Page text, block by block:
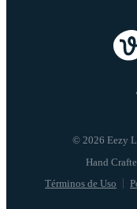
© 2026 Eezy
Términos de Uso